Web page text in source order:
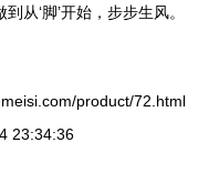
从‘脚’开始，步步生风。
product/72.html
23:34:36